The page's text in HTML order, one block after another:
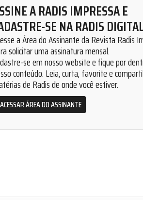
A RADIS IMPRESSA E
SE NA RADIS
a Área do Assinante da Revista Radis
solicitar uma assinatura mensal.
se em nosso website e fique por
conteúdo. Leia, curta, favorite e
de Radis de onde você estiver.
ACESSAR ÁREA DO ASSINANTE